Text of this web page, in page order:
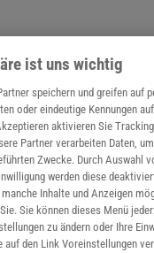
NACH OBEN
Shop und
ist uns wichtig
speichern und greifen auf
oder eindeutige Kennungen
aktivieren Sie
Partner verarbeiten Daten,
Zwecke. Durch Auswahl
werden diese
Inhalte und Anzeigen
Sie können dieses Menü
zu ändern oder Ihre
auf den Link Voreinstellungen